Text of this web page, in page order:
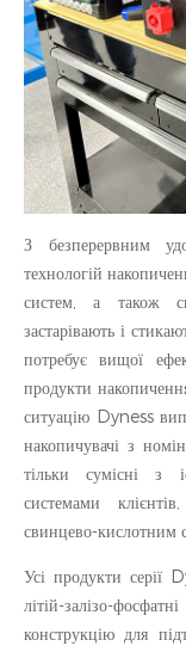
З безперервним
технологій
систем, а також
застарівають і
потребує вищої
продукти
ситуацію Dyness
накопичувачі з
тільки сумісні з
системами
свинцево-кислотним
Усі продукти серії
літій-залізо-
конструкцію для